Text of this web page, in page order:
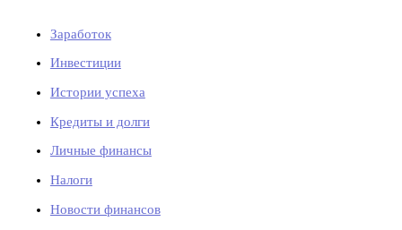
Заработок
Инвестиции
Истории успеха
Кредиты и долги
Личные финансы
Налоги
Новости финансов